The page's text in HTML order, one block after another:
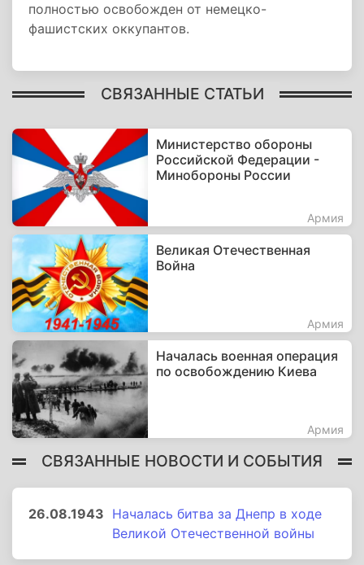
полностью освобожден от немецко-
фашистских оккупантов.
СВЯЗАННЫЕ СТАТЬИ
Министерство обороны
Российской Федерации -
Минобороны России
Армия
Великая Отечественная
Война
Армия
Началась военная операция
по освобождению Киева
Армия
СВЯЗАННЫЕ НОВОСТИ И СОБЫТИЯ
26.08.1943 Началась битва за Днепр в ходе
Великой Отечественной войны